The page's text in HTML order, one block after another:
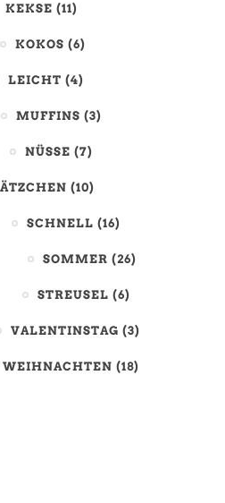
KEKSE (11)
KOKOS (6)
LEICHT (4)
MUFFINS (3)
NÜSSE (7)
(10)
SCHNELL (16)
SOMMER (26)
STREUSEL (6)
VALENTINSTAG (3)
WEIHNACHTEN (18)